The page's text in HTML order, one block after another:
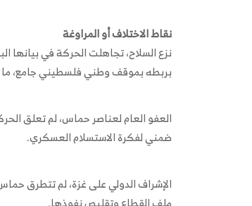
نقاط الاختلاف أو المراوغة
نزع السلاح، تجاهلت الحركة في بيانها
بربطه بموقف وطني فلسطيني جامع، ما
العفو العام لعناصر حماس، لم تعلق
ضمني لفكرة الاستسلام العسكري.
الإشراف الدولي على غزة، لم تتطرق